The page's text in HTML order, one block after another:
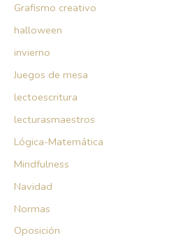
Grafismo creativo
halloween
invierno
Juegos de mesa
lectoescritura
lecturasmaestros
Lógica-Matemática
Mindfulness
Navidad
Normas
Oposición